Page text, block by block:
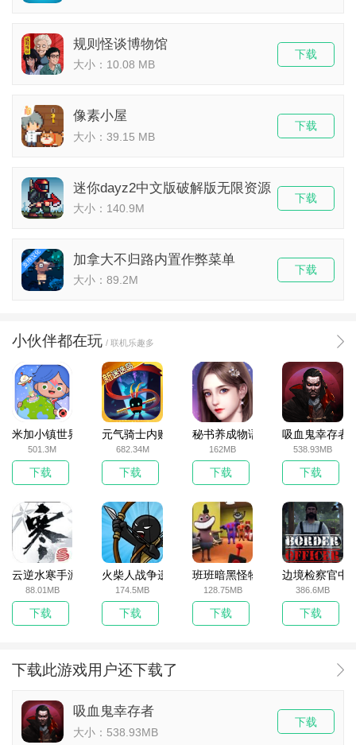
规则怪谈博物馆
大小：10.08 MB
下载
像素小屋
大小：39.15 MB
下载
迷你dayz2中文版破解版无限资源
大小：140.9M
下载
加拿大不归路内置作弊菜单
大小：89.2M
下载
小伙伴都在玩 / 联机乐趣多
米加小镇世界2025官方版
501.3M
下载
元气骑士内购破解版
682.34M
下载
秘书养成物语
162MB
下载
吸血鬼幸存者
538.93MB
下载
云逆水寒手游
88.01MB
下载
火柴人战争遗产无敌版
174.5MB
下载
班班暗黑怪物生存挑战5
128.75MB
下载
边境检察官中
386.6MB
下载
下载此游戏用户还下载了
吸血鬼幸存者
大小：538.93MB
下载